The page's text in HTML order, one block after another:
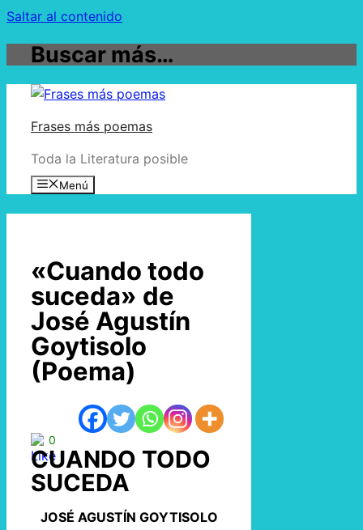
Saltar al contenido
Buscar más…
Frases más poemas
Toda la Literatura posible
Menú
«Cuando todo
suceda» de
José Agustín
Goytisolo
(Poema)
0
CUANDO TODO
SUCEDA
JOSÉ AGUSTÍN GOYTISOLO